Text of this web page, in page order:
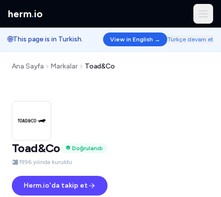
herm.io
🌐This page is in Turkish. View in English → Türkçe devam et
Ana Sayfa Markalar Toad&Co
Toad&Co
Doğrulandı
1996 yılında kuruldu
Herm.io'da takip et